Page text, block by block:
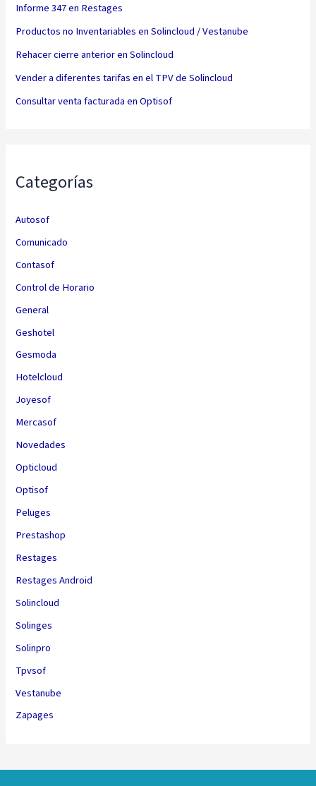
Informe 347 en Restages
Productos no Inventariables en Solincloud / Vestanube
Rehacer cierre anterior en Solincloud
Vender a diferentes tarifas en el TPV de Solincloud
Consultar venta facturada en Optisof
Categorías
Autosof
Comunicado
Contasof
Control de Horario
General
Geshotel
Gesmoda
Hotelcloud
Joyesof
Mercasof
Novedades
Opticloud
Optisof
Peluges
Prestashop
Restages
Restages Android
Solincloud
Solinges
Solinpro
Tpvsof
Vestanube
Zapages